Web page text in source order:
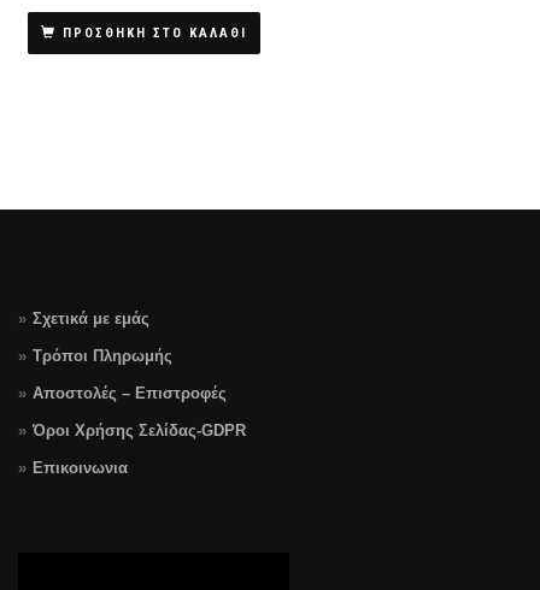
ΠΡΟΣΘΗΚΗ ΣΤΟ ΚΑΛΑΘΙ
Σχετικά με εμάς
Τρόποι Πληρωμής
Αποστολές – Επιστροφές
Όροι Χρήσης Σελίδας-GDPR
Επικοινωνια